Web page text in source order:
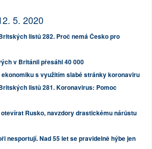
5. 2020
listů 282. Proč nemá Česko pro
v Británii přesáhl 40 000
s využitím slabé stránky koronaviru
listů 281. Koronavirus: Pomoc
otevírat Rusko, navzdory drastickému nárůstu
nesportují. Nad 55 let se pravidelně hýbe jen